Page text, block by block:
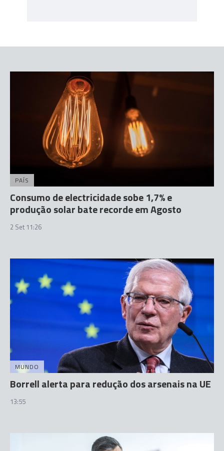
PAÍS
Consumo de electricidade sobe 1,7% e
produção solar bate recorde em Agosto
2 Set 11:26
MUNDO
Borrell alerta para redução dos arsenais na UE
13:55